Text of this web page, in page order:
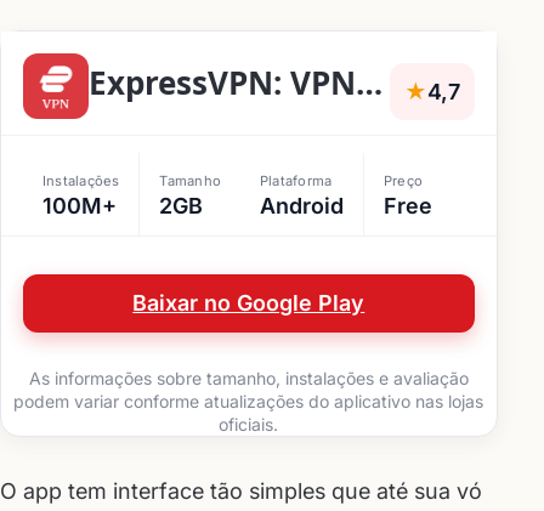
ExpressVPN: VPN Fast & Secure ★4,7
Instalações
100M+
Tamanho
2GB
Plataforma
Android
Preço
Free
Baixar no Google Play
As informações sobre tamanho, instalações e avaliação
podem variar conforme atualizações do aplicativo nas lojas
oficiais.
O app tem interface tão simples que até sua vó